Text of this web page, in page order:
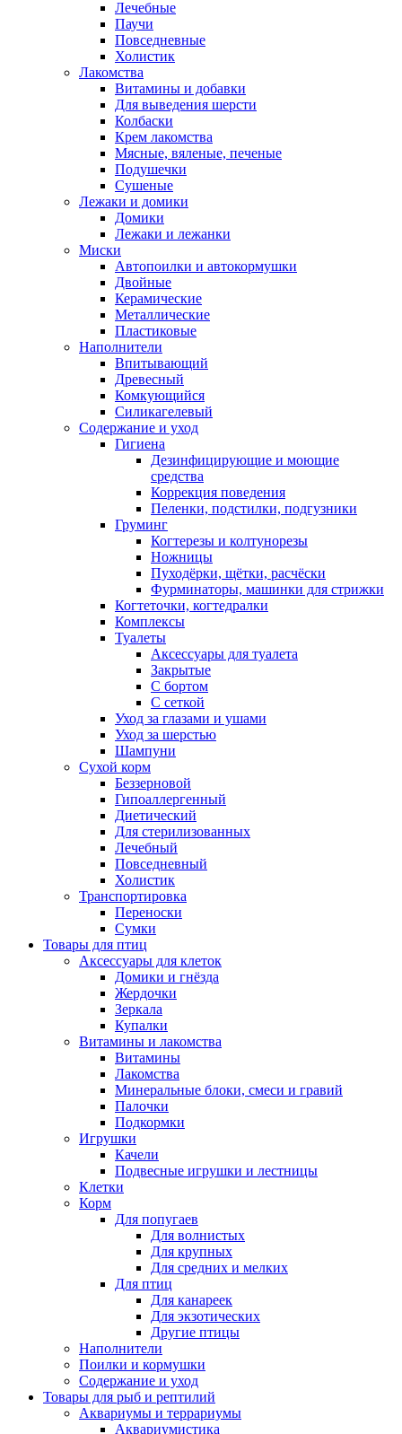
Лечебные
Паучи
Повседневные
Холистик
Лакомства
Витамины и добавки
Для выведения шерсти
Колбаски
Крем лакомства
Мясные, вяленые, печеные
Подушечки
Сушеные
Лежаки и домики
Домики
Лежаки и лежанки
Миски
Автопоилки и автокормушки
Двойные
Керамические
Металлические
Пластиковые
Наполнители
Впитывающий
Древесный
Комкующийся
Силикагелевый
Содержание и уход
Гигиена
Дезинфицирующие и моющие
средства
Коррекция поведения
Пеленки, подстилки, подгузники
Груминг
Когтерезы и колтунорезы
Ножницы
Пуходёрки, щётки, расчёски
Фурминаторы, машинки для стрижки
Когтеточки, когтедралки
Комплексы
Туалеты
Аксессуары для туалета
Закрытые
С бортом
С сеткой
Уход за глазами и ушами
Уход за шерстью
Шампуни
Сухой корм
Беззерновой
Гипоаллергенный
Диетический
Для стерилизованных
Лечебный
Повседневный
Холистик
Транспортировка
Переноски
Сумки
Товары для птиц
Аксессуары для клеток
Домики и гнёзда
Жердочки
Зеркала
Купалки
Витамины и лакомства
Витамины
Лакомства
Минеральные блоки, смеси и гравий
Палочки
Подкормки
Игрушки
Качели
Подвесные игрушки и лестницы
Клетки
Корм
Для попугаев
Для волнистых
Для крупных
Для средних и мелких
Для птиц
Для канареек
Для экзотических
Другие птицы
Наполнители
Поилки и кормушки
Содержание и уход
Товары для рыб и рептилий
Аквариумы и террариумы
Аквариумистика